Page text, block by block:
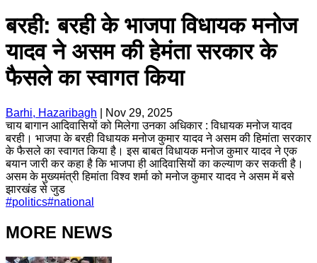
बरही: बरही के भाजपा विधायक मनोज
यादव ने असम की हेमंता सरकार के
फैसले का स्वागत किया
Barhi, Hazaribagh
Nov 29, 2025
चाय बागान आदिवासियों को मिलेगा उनका अधिकार : विधायक मनोज यादव
बरही। भाजपा के बरही विधायक मनोज कुमार यादव ने असम की हिमांता सरकार
के फैसले का स्वागत किया है। इस बाबत विधायक मनोज कुमार यादव ने एक
बयान जारी कर कहा है कि भाजपा ही आदिवासियों का कल्याण कर सकती है।
असम के मुख्यमंत्री हिमांता विश्व शर्मा को मनोज कुमार यादव ने असम में बसे
झारखंड से जुड
#politics#national
MORE NEWS